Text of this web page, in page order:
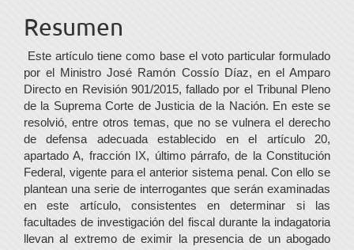
Resumen
Este artículo tiene como base el voto particular formulado
por el Ministro José Ramón Cossío Díaz, en el Amparo
Directo en Revisión 901/2015, fallado por el Tribunal Pleno
de la Suprema Corte de Justicia de la Nación. En este se
resolvió, entre otros temas, que no se vulnera el derecho
de defensa adecuada establecido en el artículo 20,
apartado A, fracción IX, último párrafo, de la Constitución
Federal, vigente para el anterior sistema penal. Con ello se
plantean una serie de interrogantes que serán examinadas
en este artículo, consistentes en determinar si las
facultades de investigación del fiscal durante la indagatoria
llevan al extremo de eximir la presencia de un abogado